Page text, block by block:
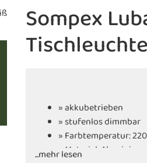
Sompex
» akkubetrieben
» stufenlos dimmbar
» Farbtemperatur:
» Material: Aluminium
...mehr lesen